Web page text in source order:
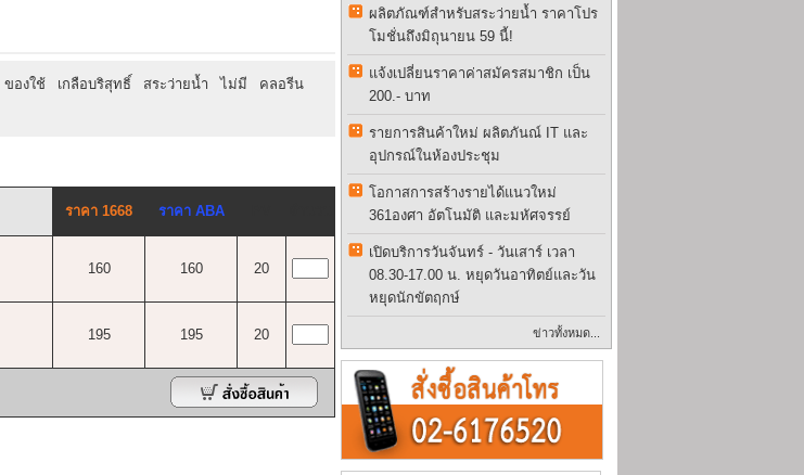
ของใช้ เกลือบริสุทธิ์ สระว่ายน้ำ ไม่มี
คลอรีน
ราคา 1668 ราคา ABA
160 160 20
195 195 20
ผลิตภัณฑ์สำหรับสระว่ายน้ำ ราคาโปร
โมชั่นถึงมิถุนายน 59 นี้!
แจ้งเปลี่ยนราคาค่าสมัครสมาชิก เป็น
200.- บาท
รายการสินค้าใหม่ ผลิตภันณ์ IT และ
อุปกรณ์ในห้องประชุม
โอกาสการสร้างรายได้แนวใหม่
361องศา อัตโนมัติ และมหัศจรรย์
เปิดบริการวันจันทร์ - วันเสาร์ เวลา
08.30-17.00 น. หยุดวันอาทิตย์และวัน
หยุดนักขัตฤกษ์
ข่าวทั้งหมด...